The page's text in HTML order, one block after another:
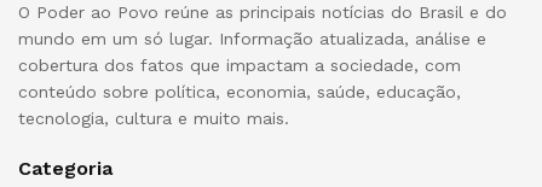
O Poder ao Povo reúne as principais notícias do Brasil e do
mundo em um só lugar. Informação atualizada, análise e
cobertura dos fatos que impactam a sociedade, com
conteúdo sobre política, economia, saúde, educação,
tecnologia, cultura e muito mais.
Categoria